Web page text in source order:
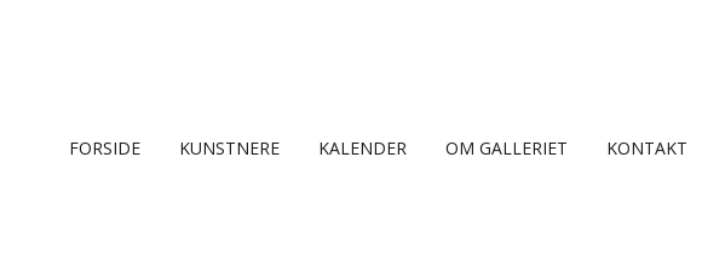
FORSIDE KUNSTNERE KALENDER OM GALLERIET KONTAKT